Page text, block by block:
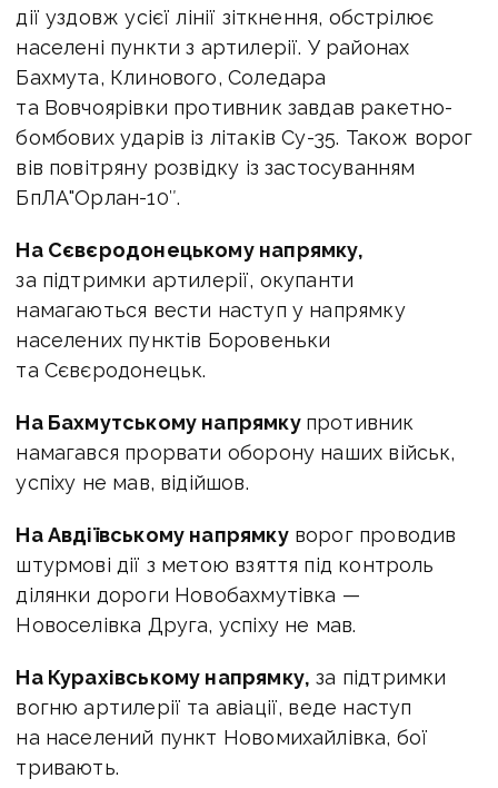
дії уздовж усієї лінії зіткнення, обстрілює
населені пункти з артилерії. У районах
Бахмута, Клинового, Соледара
та Вовчоярівки противник завдав ракетно-
бомбових ударів із літаків Су-35. Також ворог
вів повітряну розвідку із застосуванням
БпЛА"Орлан-10″.
На Сєвєродонецькому напрямку,
за підтримки артилерії, окупанти
намагаються вести наступ у напрямку
населених пунктів Боровеньки
та Сєвєродонецьк.
На Бахмутському напрямку противник
намагався прорвати оборону наших військ,
успіху не мав, відійшов.
На Авдіївському напрямкуворог проводив
штурмові дії з метою взяття під контроль
ділянки дороги Новобахмутівка —
Новоселівка Друга, успіху не мав.
На Курахівському напрямку, за підтримки
вогню артилерії та авіації, веде наступ
на населений пункт Новомихайлівка, бої
тривають.